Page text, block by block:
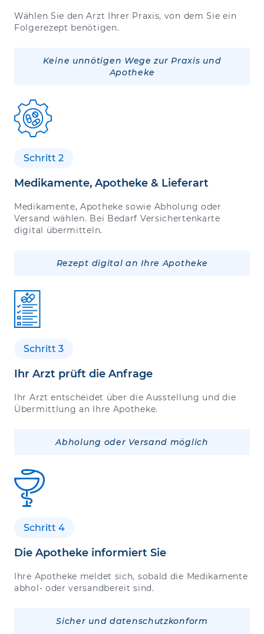
Wählen Sie den Arzt Ihrer Praxis, von dem Sie ein
Folgerezept benötigen.
Keine unnötigen Wege zur Praxis und
Apotheke
Schritt 2
Medikamente, Apotheke & Lieferart
Medikamente, Apotheke sowie Abholung oder
Versand wählen. Bei Bedarf Versichertenkarte
digital übermitteln.
Rezept digital an Ihre Apotheke
Schritt 3
Ihr Arzt prüft die Anfrage
Ihr Arzt entscheidet über die Ausstellung und die
Übermittlung an Ihre Apotheke.
Abholung oder Versand möglich
Schritt 4
Die Apotheke informiert Sie
Ihre Apotheke meldet sich, sobald die Medikamente
abhol- oder versandbereit sind.
Sicher und datenschutzkonform